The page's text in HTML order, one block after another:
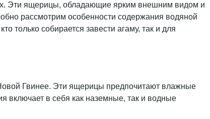
Эти ящерицы, обладающие ярким внешним видом и
рассмотрим особенности содержания водяной
только собирается завести агаму, так и для
Гвинее. Эти ящерицы предпочитают влажные
включает в себя как наземные, так и водные